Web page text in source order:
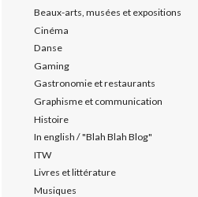
Beaux-arts, musées et expositions
Cinéma
Danse
Gaming
Gastronomie et restaurants
Graphisme et communication
Histoire
In english / "Blah Blah Blog"
ITW
Livres et littérature
Musiques